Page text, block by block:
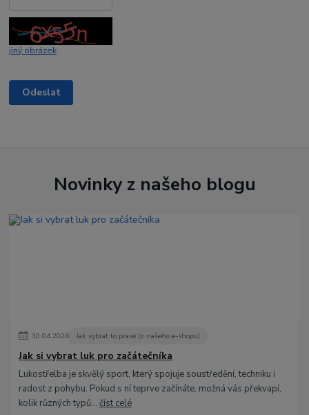
jiný obrázek
Novinky z našeho blogu
30.04.2026 Jak vybrat to pravé (z našeho e-shopu)
Jak si vybrat luk pro začátečníka
Lukostřelba je skvělý sport, který spojuje soustředění, techniku i
radost z pohybu. Pokud s ní teprve začínáte, možná vás překvapí,
kolik různých typů...číst celé